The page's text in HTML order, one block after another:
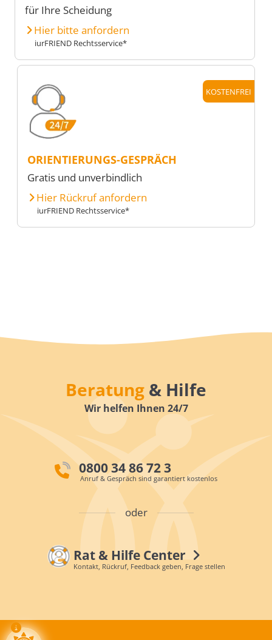
für Ihre Scheidung
Hier bitte anfordern
iurFRIEND Rechtsservice*
KOSTENFREI
ORIENTIERUNGS-GESPRÄCH
Gratis und unverbindlich
Hier Rückruf anfordern
iurFRIEND Rechtsservice*
Beratung & Hilfe
Wir helfen Ihnen 24/7
0800 34 86 72 3
Anruf & Gespräch sind garantiert kostenlos
oder
Rat & Hilfe Center
Kontakt, Rückruf, Feedback geben, Frage stellen